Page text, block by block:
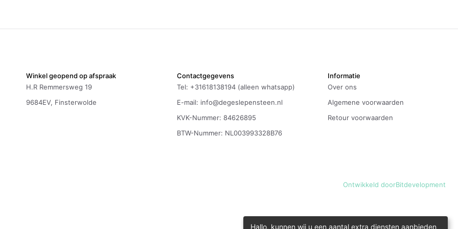
Winkel geopend op afspraak
H.R Remmersweg 19
9684EV, Finsterwolde
Contactgegevens
Tel: +31618138194 (alleen whatsapp)
E-mail: info@degeslepensteen.nl
KVK-Nummer: 84626895
BTW-Nummer: NL003993328B76
Informatie
Over ons
Algemene voorwaarden
Retour voorwaarden
Ontwikkeld doorBitdevelopment
Hallo, kunnen wij u een aantal extra diensten aanbieden